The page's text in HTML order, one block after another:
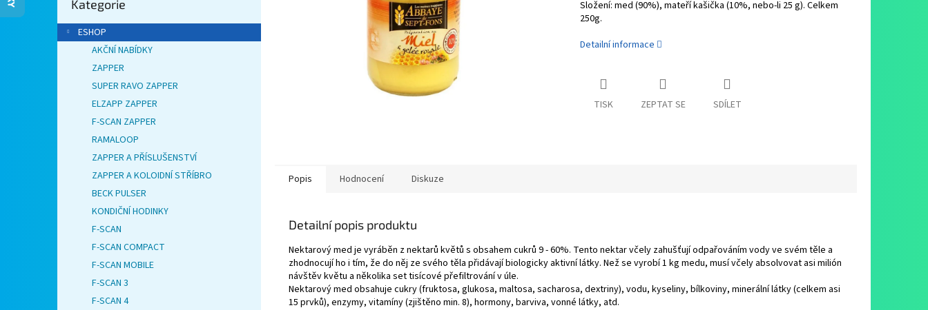
e
l
kategorie
Kategorie
ESHOP
AKČNÍ NABÍDKY
ZAPPER
SUPER RAVO ZAPPER
ELZAPP ZAPPER
F-SCAN ZAPPER
RAMALOOP
ZAPPER A PŘÍSLUŠENSTVÍ
ZAPPER A KOLOIDNÍ STŘÍBRO
BECK PULSER
KONDIČNÍ HODINKY
F-SCAN
F-SCAN COMPACT
F-SCAN MOBILE
F-SCAN 3
F-SCAN 4
Složení: med (90%), mateří kašička (10%, nebo-li 25 g). Celkem
250g.
Detailní informace
TISK ZEPTAT SE SDÍLET
Popis Hodnocení Diskuze
Detailní popis produktu
Nektarový med je vyráběn z nektarů květů s obsahem cukrů 9 - 60%. Tento nektar včely zahušťují odpařováním vody ve svém těle a
zhodnocují ho i tím, že do něj ze svého těla přidávají biologicky aktivní látky. Než se vyrobí 1 kg medu, musí včely absolvovat asi milión
návštěv květu a několika set tisícové přefiltrování v úle.
Nektarový med obsahuje cukry (fruktosa, glukosa, maltosa, sacharosa, dextriny), vodu, kyseliny, bílkoviny, minerální látky (celkem asi
15 prvků), enzymy, vitamíny (zjištěno min. 8), hormony, barviva, vonné látky, atd.